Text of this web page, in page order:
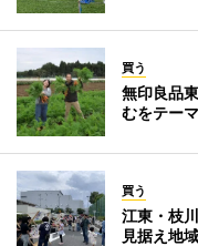
買う
無印良品
むをテー
買う
江東・枝
見据え地